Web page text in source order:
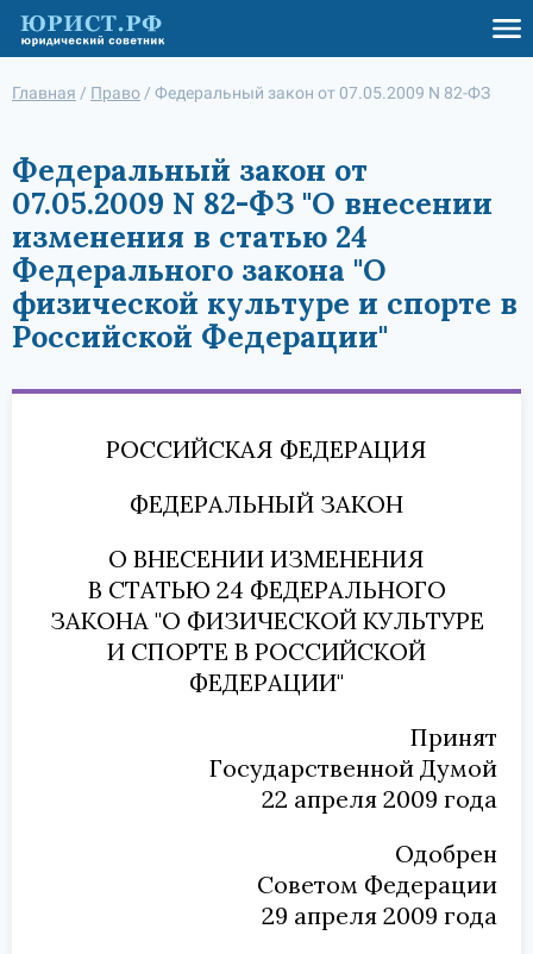
Главная / Право / Федеральный закон от 07.05.2009 N 82-ФЗ
Федеральный закон от
07.05.2009 N 82-ФЗ "О внесении
изменения в статью 24
Федерального закона "О
физической культуре и спорте в
Российской Федерации"
РОССИЙСКАЯ ФЕДЕРАЦИЯ
ФЕДЕРАЛЬНЫЙ ЗАКОН
О ВНЕСЕНИИ ИЗМЕНЕНИЯ
В СТАТЬЮ 24 ФЕДЕРАЛЬНОГО
ЗАКОНА "О ФИЗИЧЕСКОЙ КУЛЬТУРЕ
И СПОРТЕ В РОССИЙСКОЙ
ФЕДЕРАЦИИ"
Принят
Государственной Думой
22 апреля 2009 года
Одобрен
Советом Федерации
29 апреля 2009 года